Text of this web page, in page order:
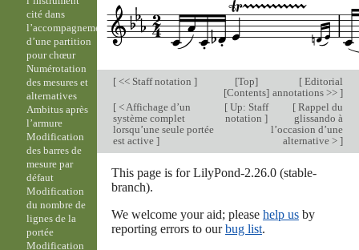
[<< Staff notation ] [Top]
[Contents]
[Editorial
annotations >> ]
[< Affichage d’un
système complet
lorsqu’une seule portée
est active ]
[Up: Staff
notation ]
[Rappel du
glissando à
l’occasion d’une
alternative > ]
This page is for LilyPond-2.26.0 (stable-
branch).
We welcome your aid; please help usby
reporting errors to ourbug list.
cité dans
l’accompagnement
d’une partition
pour chœur
Numérotation
des mesures et
alternatives
Ambitus après
l’armure
Modification
des barres de
mesure par
défaut
Modification
du nombre de
lignes de la
portée
Modification